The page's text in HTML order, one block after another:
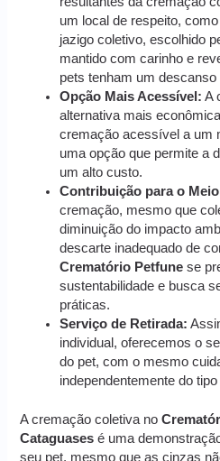
um local de respeito,
jazigo coletivo, escolhido
mantido com carinho e
pets tenham um descanso
Opção Mais Acessível: A
alternativa mais
cremação acessível a um
uma opção que permite a
um alto custo.
Contribuição para o
cremação, mesmo que
diminuição do impacto
descarte inadequado de
Crematório Petfune se
sustentabilidade e busca
práticas.
Serviço de Retirada:
individual, oferecemos o
do pet, com o mesmo
independentemente do
A cremação coletiva no
Cataguases é uma
seu pet, mesmo que as cinzas